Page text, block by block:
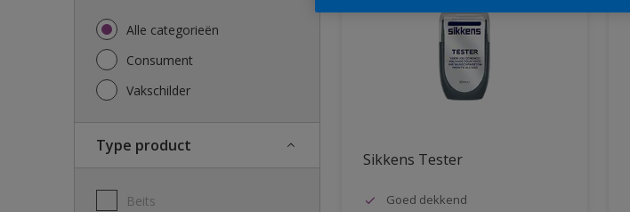
Alle categorieën
Consument
Vakschilder
Type product
Beits
Sikkens Tester
Goed dekkend